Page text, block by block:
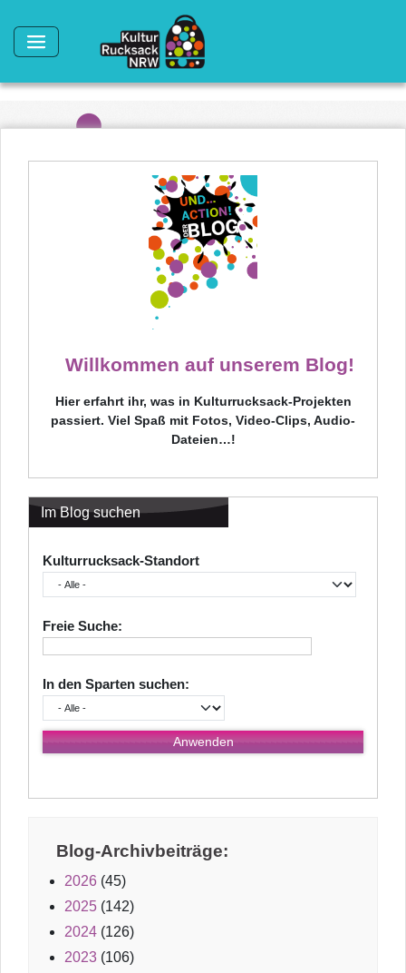
Willkommen auf unserem Blog!
Hier erfahrt ihr, was in Kulturrucksack-Projekten
passiert. Viel Spaß mit Fotos, Video-Clips, Audio-
Dateien…!
Im Blog suchen
Kulturrucksack-Standort
Freie Suche:
In den Sparten suchen:
Blog-Archivbeiträge:
2026 (45)
2025 (142)
2024 (126)
2023 (106)